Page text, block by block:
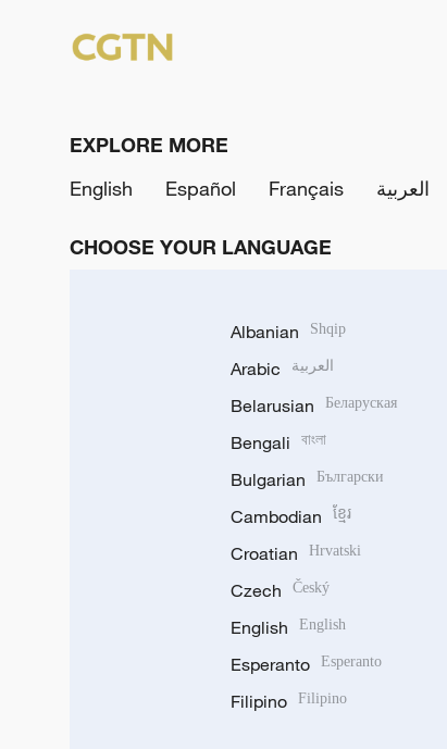
EXPLORE MORE
English
Español Français العربية
CHOOSE YOUR LANGUAGE
Albanian Shqip
Arabic العربية
Belarusian Беларуская
Bengali বাংলা
Bulgarian Български
Cambodian ខ្មែរ
Croatian Hrvatski
Czech Český
English English
Esperanto Esperanto
Filipino Filipino